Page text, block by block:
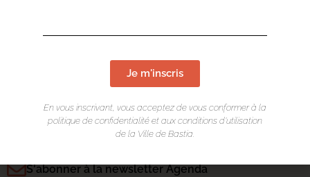
CONTACT
S'abonner à la newsletter Agenda
Je m'inscris
En vous inscrivant, vous acceptez de vous conformer à la
politique de confidentialité et aux conditions d’utilisation
de la Ville de Bastia.